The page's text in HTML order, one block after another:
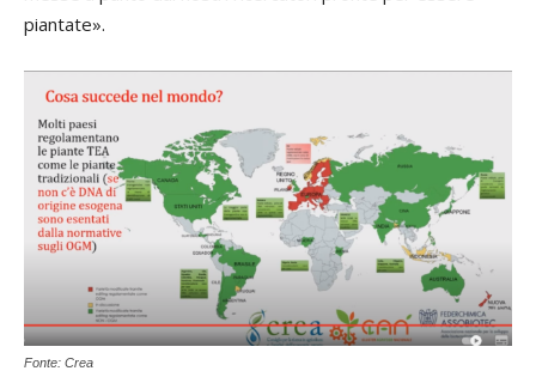
piantate».
Fonte: Crea